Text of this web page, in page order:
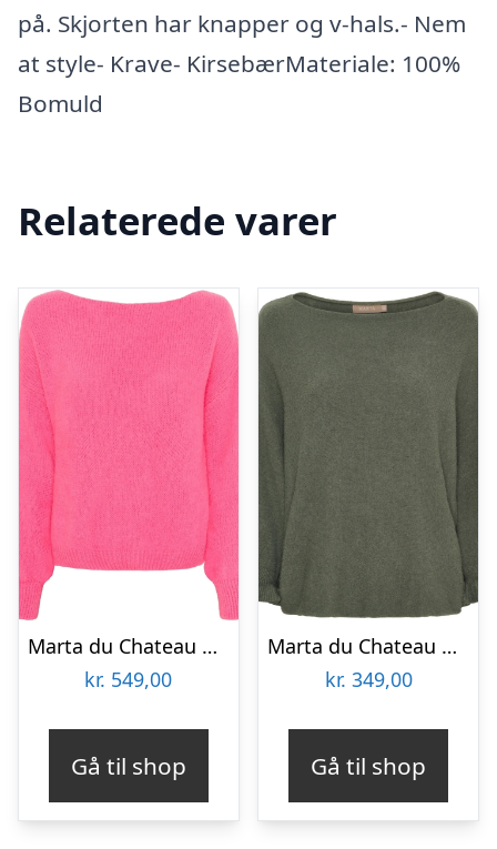
på. Skjorten har knapper og v-hals.- Nem
at style- Krave- KirsebærMateriale: 100%
Bomuld
Relaterede varer
Marta du Chateau dame strik MdcRosa 5102 – Pink1131
kr. 549,00
Gå til shop
Marta du Chateau dame strik MdcElderflower 30003 – Olivia250746
kr. 349,00
Gå til shop